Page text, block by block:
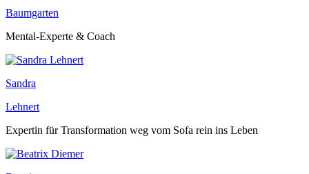
Baumgarten
Mental-Experte & Coach
Sandra
Lehnert
Expertin für Transformation weg vom Sofa rein ins Leben